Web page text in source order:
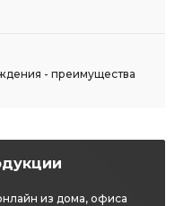
- преимущества
из дома, офиса